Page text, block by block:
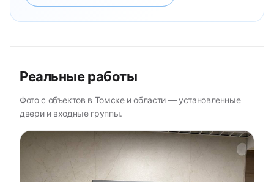
Реальные работы
Фото с объектов в Томске и области — установленные
двери и входные группы.